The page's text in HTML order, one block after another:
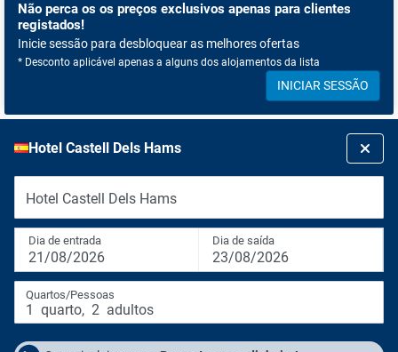
Não perca os os preços exclusivos apenas para clientes
registados!
Inicie sessão para desbloquear as melhores ofertas
* Desconto aplicável apenas a alguns dos alojamentos da lista
INICIAR SESSÃO
Hotel Castell Dels Hams
Hotel Castell Dels Hams
Dia de entrada
21/08/2026
Dia de saída
23/08/2026
Quartos/Pessoas
1 quarto, 2 adultos